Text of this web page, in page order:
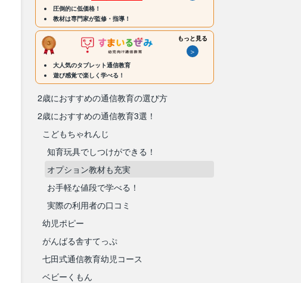
圧倒的に低価格！
教材は専門家が監修・指導！
もっと見る
＞
大人気のタブレット通信教育
遊び感覚で楽しく学べる！
2歳におすすめの通信教育の選び方
2歳におすすめの通信教育3選！
こどもちゃれんじ
知育玩具でしつけができる！
オプション教材も充実
お手軽な値段で学べる！
実際の利用者の口コミ
幼児ポピー
がんばる舎すてっぷ
七田式通信教育幼児コース
ベビーくもん